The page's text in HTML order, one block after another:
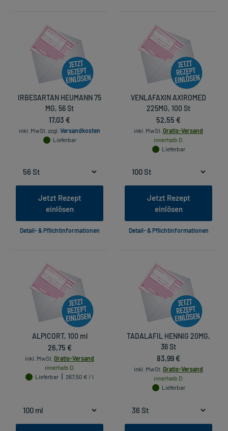
IRBESARTAN HEUMANN 75
MG, 56 St
17,03 €
inkl. MwSt. zzgl. Versandkosten
Lieferbar
Jetzt Rezept
einlösen
Detail- & Pflichtinformationen
VENLAFAXIN AXIROMED
225MG, 100 St
52,55 €
inkl. MwSt. Gratis-Versand
innerhalb D.
Lieferbar
Jetzt Rezept
einlösen
Detail- & Pflichtinformationen
ALPICORT, 100 ml
26,75 €
inkl. MwSt. Gratis-Versand
innerhalb D.
Lieferbar
267,50 € / l
TADALAFIL HENNIG 20MG,
36 St
83,99 €
inkl. MwSt. Gratis-Versand
innerhalb D.
Lieferbar